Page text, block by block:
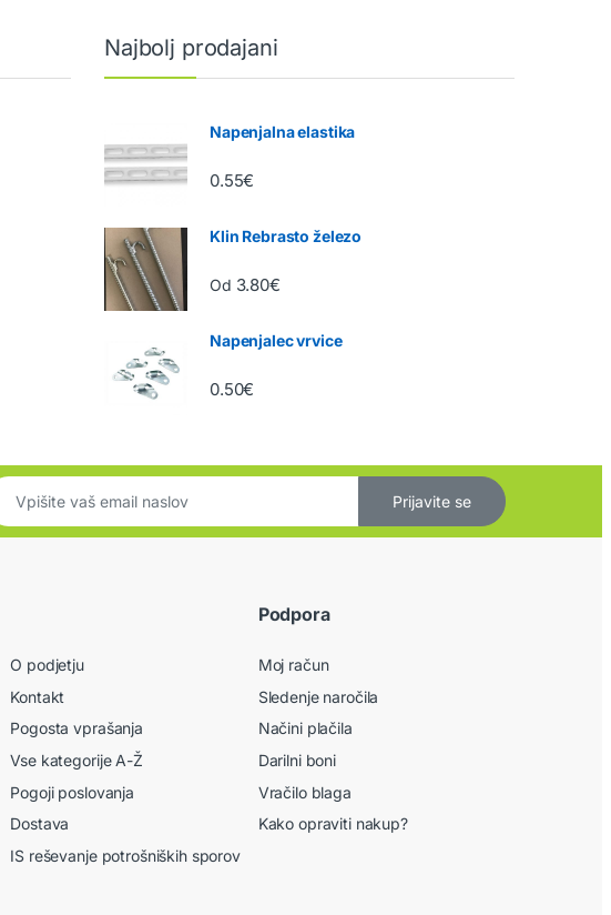
Najbolj prodajani
Napenjalna elastika
0.55€
Klin Rebrasto železo
Od 3.80€
Napenjalec vrvice
0.50€
Prijavite se
O podjetju
Kontakt
Pogosta vprašanja
Vse kategorije A-Ž
Pogoji poslovanja
Dostava
IS reševanje potrošniških sporov
Podpora
Moj račun
Sledenje naročila
Načini plačila
Darilni boni
Vračilo blaga
Kako opraviti nakup?